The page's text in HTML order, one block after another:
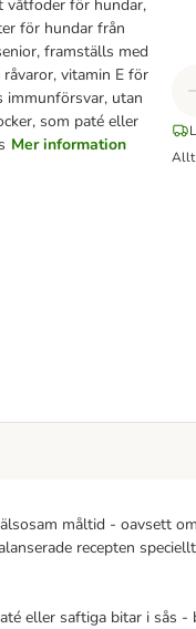
våtfoder för hundar,
för hundar från
framställs med
vitamin E för
immunförsvar, utan
som paté eller
Mer information
Allt
måltid - oavsett
recepten
eller saftiga bitar i sås -